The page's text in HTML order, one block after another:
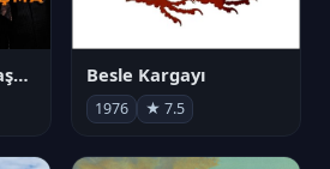
Takip 3: Son Karşılaşma Besle Kargayı
1976 ★ 7.5